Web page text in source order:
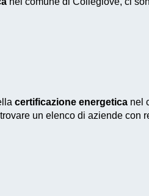
certificazione energetica nel
un elenco di aziende con